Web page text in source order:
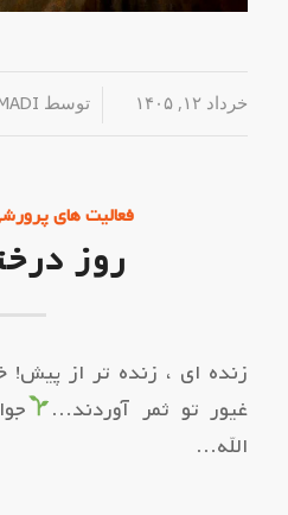
خرداد ۱۲, ۱۴۰۵ / توسط
فعالیت های
روز
زنده ای ، زنده تر از پیش!
غیور تو ثمر آوردند…
الله…